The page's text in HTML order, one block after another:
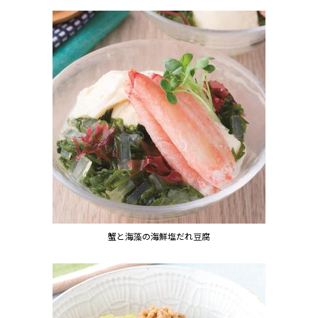
蟹と海藻の海鮮塩だれ豆腐